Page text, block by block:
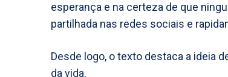
esperança e na certeza de que
partilhada nas redes sociais e
Desde logo, o texto destaca a ideia
da vida.